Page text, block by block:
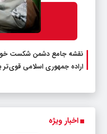
نقشه جامع دشمن شکست
اراده جمهوری اسلامی قوی‌تر
اخبار ویژه